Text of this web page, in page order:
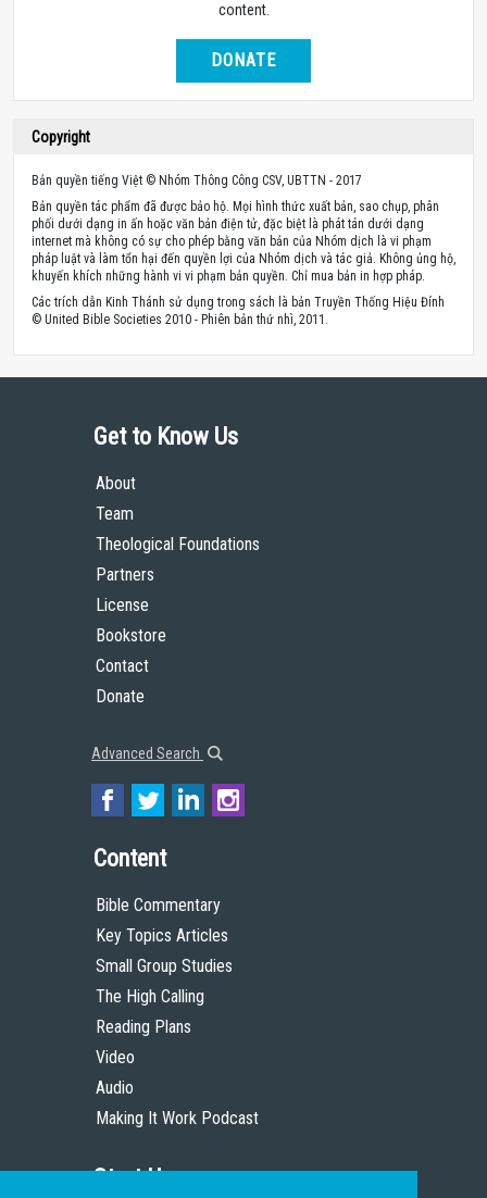
content.
DONATE
Copyright
Bản quyền tiếng Việt © Nhóm Thông Công CSV, UBTTN - 2017
Bản quyền tác phẩm đã được bảo hộ. Mọi hình thức xuất bản, sao chụp, phân
phối dưới dạng in ấn hoặc văn bản điện tử, đặc biệt là phát tán dưới dạng
internet mà không có sự cho phép bằng văn bản của Nhóm dịch là vi phạm
pháp luật và làm tổn hại đến quyền lợi của Nhóm dịch và tác giả. Không ủng hộ,
khuyến khích những hành vi vi phạm bản quyền. Chỉ mua bản in hợp pháp.
Các trích dẫn Kinh Thánh sử dụng trong sách là bản Truyền Thống Hiệu Đính
© United Bible Societies 2010 - Phiên bản thứ nhì, 2011.
Get to Know Us
About
Team
Theological Foundations
Partners
License
Bookstore
Contact
Donate
Advanced Search
Content
Bible Commentary
Key Topics Articles
Small Group Studies
The High Calling
Reading Plans
Video
Audio
Making It Work Podcast
Start Here